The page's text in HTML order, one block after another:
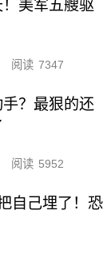
！美军五艘驱
阅读 7347
？最狠的还
阅读 5952
自己埋了！恐